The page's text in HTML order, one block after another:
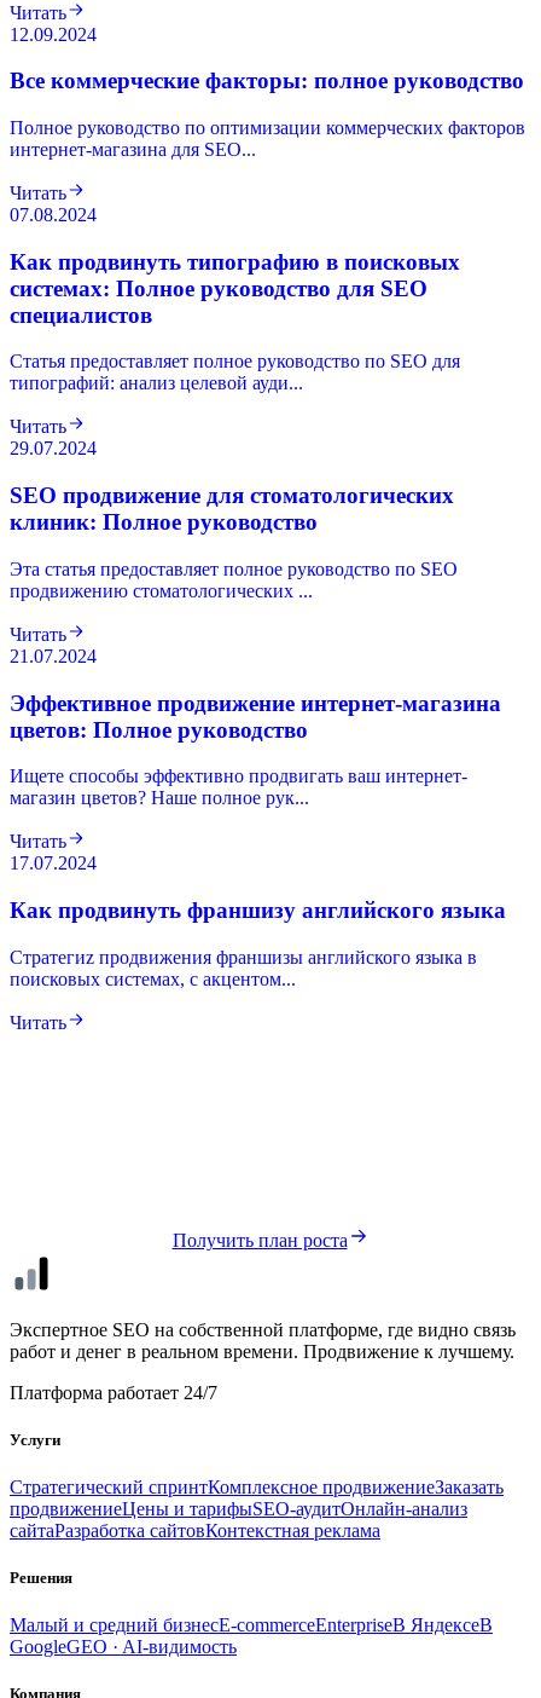
Читать
12.09.2024
Все коммерческие факторы: полное руководство
Полное руководство по оптимизации коммерческих факторов
интернет-магазина для SEO...
Читать
07.08.2024
Как продвинуть типографию в поисковых
системах: Полное руководство для SEO
специалистов
Статья предоставляет полное руководство по SEO для
типографий: анализ целевой ауди...
Читать
29.07.2024
SEO продвижение для стоматологических
клиник: Полное руководство
Эта статья предоставляет полное руководство по SEO
продвижению стоматологических ...
Читать
21.07.2024
Эффективное продвижение интернет-магазина
цветов: Полное руководство
Ищете способы эффективно продвигать ваш интернет-
магазин цветов? Наше полное рук...
Читать
17.07.2024
Как продвинуть франшизу английского языка
Cтратегиz продвижения франшизы английского языка в
поисковых системах, с акцентом...
Читать
Получить план роста
Экспертное SEO на собственной платформе, где видно связь
работ и денег в реальном времени. Продвижение к лучшему.
Платформа работает 24/7
Услуги
Стратегический спринтКомплексное продвижениеЗаказать
продвижениеЦены и тарифыSEO-аудитОнлайн-анализ
сайтаРазработка сайтовКонтекстная реклама
Решения
Малый и средний бизнесE-commerceEnterpriseВ ЯндексеВ
GoogleGEO · AI-видимость
Компания